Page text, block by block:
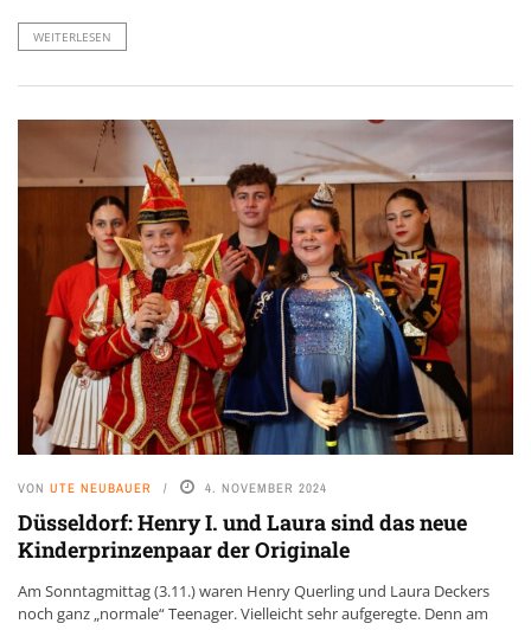
WEITERLESEN
VON UTE NEUBAUER 4. NOVEMBER 2024
Düsseldorf: Henry I. und Laura sind das neue
Kinderprinzenpaar der Originale
Am Sonntagmittag (3.11.) waren Henry Querling und Laura Deckers
noch ganz „normale“ Teenager. Vielleicht sehr aufgeregte. Denn am